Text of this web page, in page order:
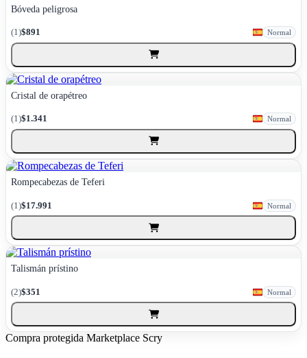
Bóveda peligrosa
(1)$891 Normal
Cristal de orapétreo
(1)$1.341 Normal
Rompecabezas de Teferi
(1)$17.991 Normal
Talismán prístino
(2)$351 Normal
Compra protegida Marketplace Scry